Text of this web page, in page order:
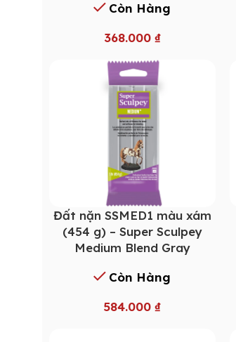
Còn Hàng
368.000 ₫
Đất nặn SSMED1 màu xám
(454 g) – Super Sculpey
Medium Blend Gray
Còn Hàng
584.000₫